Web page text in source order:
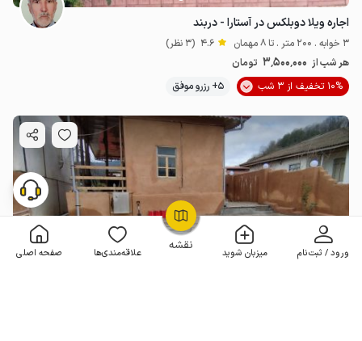
نقشه ورود / ثبت‌نام میزبان شوید علاقه‌مندی‌ها صفحه اصلی
OpenStreetMap
اجاره ویلا دوبلکس در آستارا - دربند
3 خوابه . 200 متر . تا 8 مهمان 4.6 (3 نظر)
هر شب از 3٬500٬000 تومان
10% تخفیف از 3 شب
5+ رزرو موفق